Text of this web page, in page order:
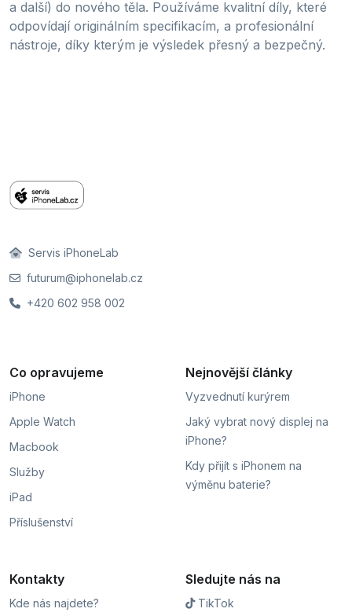
a další) do nového těla. Používáme kvalitní díly, které
odpovídají originálním specifikacím, a profesionální
nástroje, díky kterým je výsledek přesný a bezpečný.
Servis iPhoneLab
futurum@iphonelab.cz
+420 602 958 002
Co opravujeme
iPhone
Apple Watch
Macbook
Služby
iPad
Příslušenství
Nejnovější články
Vyzvednutí kurýrem
Jaký vybrat nový displej na
iPhone?
Kdy přijít s iPhonem na
výměnu baterie?
Kontakty
Kde nás najdete?
Sledujte nás na
TikTok